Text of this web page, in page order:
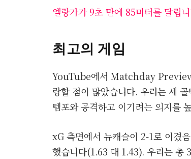
엘랑가가 9초 만에 85미터를 달립
최고의 게임
YouTube에서 Matchday
랑할 점이 많았습니다. 우리는 세
템포와 공격하고 이기려는 의지를
xG 측면에서 뉴캐슬이 2-1로 이겼
했습니다(1.63 대 1.43). 우리는 총